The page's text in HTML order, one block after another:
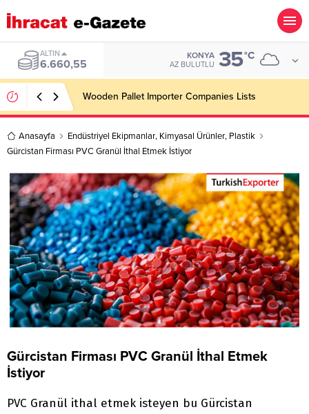
BIST
13.779,39
KONYA
AZ BULUTLU 35°C
Wooden Pallet Importer Companies Lists
Anasayfa Endüstriyel Ekipmanlar, Kimyasal Ürünler, Plastik
Gürcistan Firması PVC Granül İthal Etmek İstiyor
Gürcistan Firması PVC Granül İthal Etmek
İstiyor
PVC Granül ithal etmek isteyen bu Gürcistan